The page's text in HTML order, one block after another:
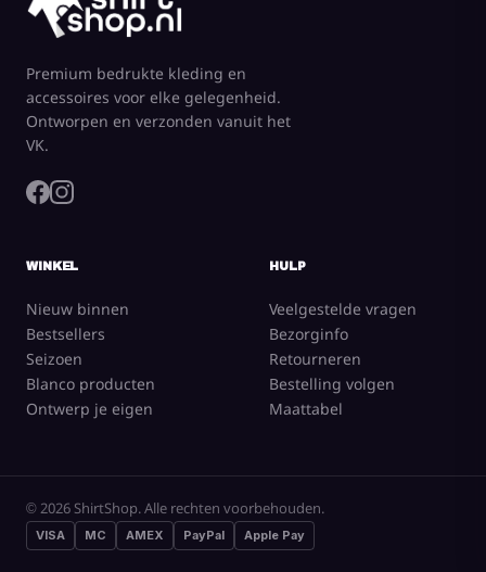
Premium bedrukte kleding en
accessoires voor elke gelegenheid.
Ontworpen en verzonden vanuit het
VK.
WINKEL
Nieuw binnen
Bestsellers
Seizoen
Blanco producten
Ontwerp je eigen
HULP
Veelgestelde vragen
Bezorginfo
Retourneren
Bestelling volgen
Maattabel
© 2026 ShirtShop. Alle rechten voorbehouden.
VISA MC AMEX PayPal Apple Pay